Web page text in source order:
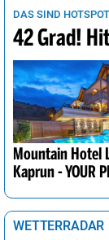
DAS SIND
42 Grad!
Mountain Hotel
Kaprun - YOUR
WETTERRADAR